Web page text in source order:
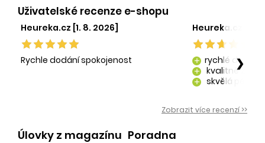
Uživatelské recenze e-shopu
Heureka.cz [1. 8. 2026]
Rychle dodání spokojenost
Heureka.cz [29.
add rychlé dodání
add kvalitně
add skvělá péče o
❯
Zobrazit více recenzí >>
Úlovky z magazínu Poradna